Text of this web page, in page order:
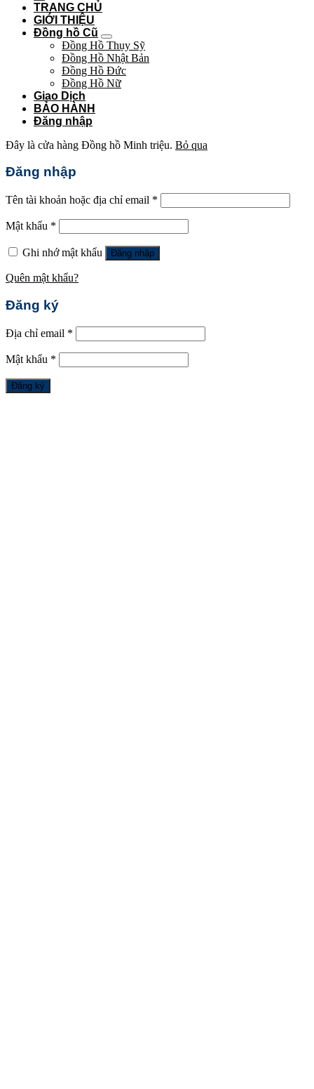
TRANG CHỦ
GIỚI THIỆU
Đồng hồ Cũ
Đồng Hồ Thụy Sỹ
Đồng Hồ Nhật Bản
Đồng Hồ Đức
Đồng Hồ Nữ
Giao Dịch
BẢO HÀNH
Đăng nhập
Đây là cửa hàng Đồng hồ Minh triệu. Bỏ qua
Đăng nhập
Tên tài khoản hoặc địa chỉ email *
Mật khẩu *
Ghi nhớ mật khẩu Đăng nhập
Quên mật khẩu?
Đăng ký
Địa chỉ email *
Mật khẩu *
Đăng ký